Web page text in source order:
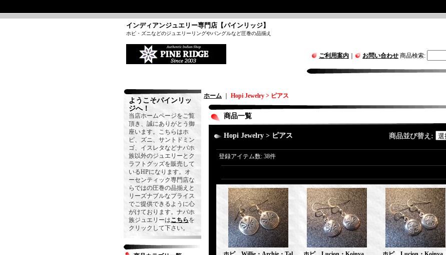
インディアンジュエリー専門店【パインリッジ】
ホピ・ズニなどのジュエリーリングやバングルなど圧巻の品揃え
ご利用案内 お問い合わせ 商品検索:
ようこそパインリッ
ジへ！
当店ホームページをご覧
頂き、誠にありがとう御
座います。こちらはホ
ピ、ズニ、サントドミン
ゴ、イスレタなどナバホ
族以外のジュエリーとク
ラフトグッズを販売して
いるHPになります。オ
ーセンティック専門店な
らではの圧巻の品揃えと
リーズナブルなプライス
でご提供できるように心
がけております。ナバホ
族ジュエリーはこちらを
クリックして下さい。
ホーム Hopi Jewelry > ピアス
商品一覧
Hopi Jewelry > ピアス 商品並び替え :
登録アイテム数: 38件